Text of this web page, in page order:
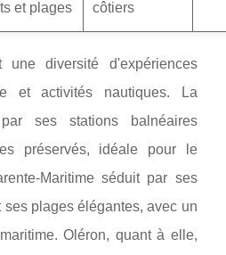
et plages
côtiers
une diversité d'expériences
et activités nautiques. La
ses stations balnéaires
préservés, idéale pour le
Maritime séduit par ses
plages élégantes, avec un
Oléron, quant à elle,